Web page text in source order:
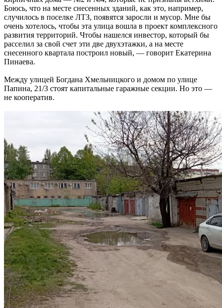
Боюсь, что на месте снесенных зданий, как это, например,
случилось в поселке ЛТЗ, появятся заросли и мусор. Мне бы
очень хотелось, чтобы эта улица вошла в проект комплексного
развития территорий. Чтобы нашелся инвестор, который бы
расселил за свой счет эти две двухэтажки, а на месте
снесенного квартала построил новый, — говорит Екатерина
Пинаева.
Между улицей Богдана Хмельницкого и домом по улице
Папина, 21/3 стоят капитальные гаражные секции. Но это —
не кооператив.